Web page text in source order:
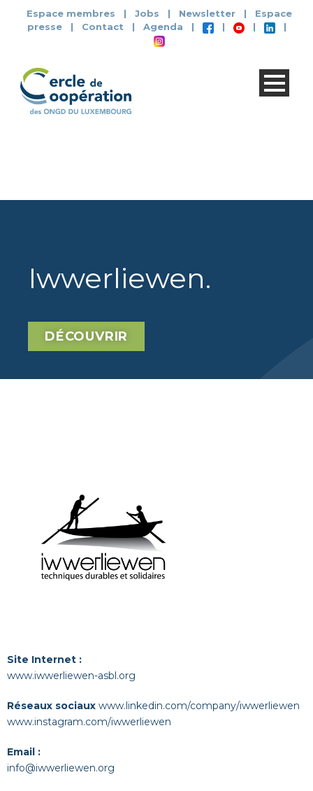
Espace membres | Jobs | Newsletter |
Espace
presse
| Contact | Agenda | | | |
Iwwerliewen.
DÉCOUVRIR
Site Internet :
www.iwwerliewen-asbl.org
Réseaux sociaux www.linkedin.com/company/iwwerliewen
www.instagram.com/iwwerliewen
Email :
info@iwwerliewen.org